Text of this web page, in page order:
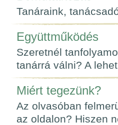
Tanáraink,
Együttműködés
Szeretnél
tanárrá válni? A
Miért tegezünk?
Az olvasóban
az oldalon? Hiszen